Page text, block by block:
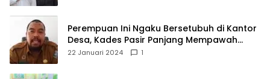
Perempuan Ini Ngaku Bersetubuh di Kantor
Desa, Kades Pasir Panjang Mempawah
Membantah: Silakan Buktikan!
22 Januari 2024 1